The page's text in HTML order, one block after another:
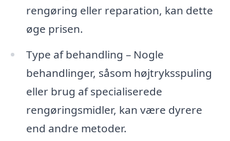
rengøring eller reparation, kan dette
øge prisen.
Type af behandling – Nogle
behandlinger, såsom højtryksspuling
eller brug af specialiserede
rengøringsmidler, kan være dyrere
end andre metoder.